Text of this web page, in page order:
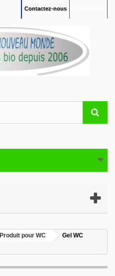
Contactez-nous
Produit pour WC
Gel WC